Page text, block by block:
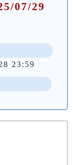
07/29
23:59